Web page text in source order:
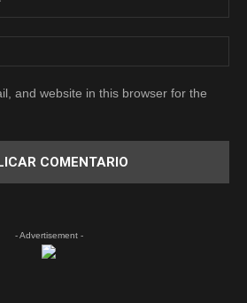
and website in this browser for the
- Advertisement -